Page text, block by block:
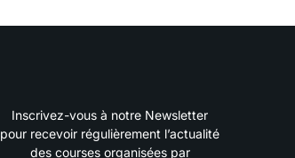
Inscrivez-vous à notre Newsletter
pour recevoir régulièrement l’actualité
des courses organisées par